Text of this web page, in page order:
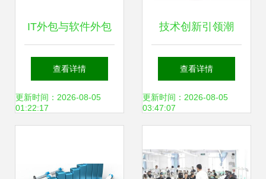
IT外包与软件外包
服务 推动企业数字
化转型的关键动力
查看详情
更新时间：2026-08-05
01:22:17
技术创新引领潮
流，佩信双企荣
膺“高新技术企
务平台”认证
查看详情
更新时间：2026-08-05
03:47:07